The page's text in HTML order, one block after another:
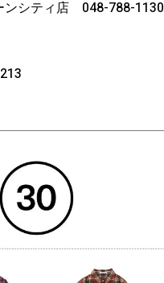
ンシティ店 048-788-1130